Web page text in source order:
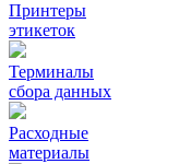
Принтеры
этикеток
Терминалы
сбора данных
Расходные
материалы